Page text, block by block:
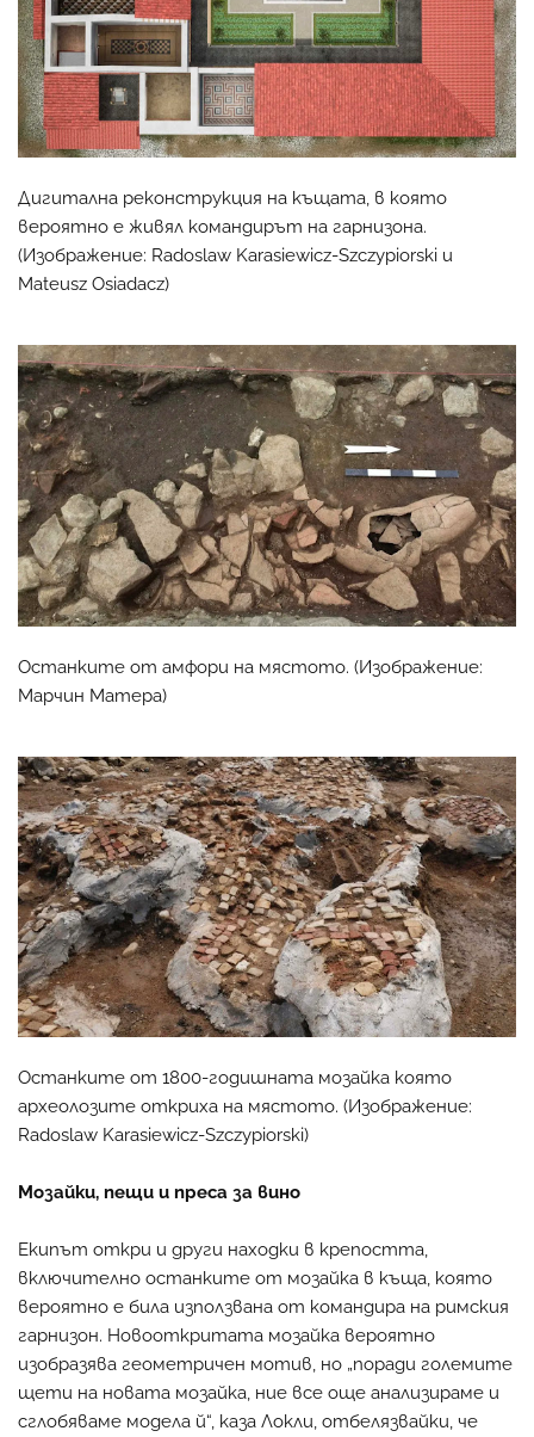
Дигитална реконструкция на къщата, в която
вероятно е живял командирът на гарнизона.
(Изображение: Radoslaw Karasiewicz-Szczypiorski и
Mateusz Osiadacz)
Останките от амфори на мястото. (Изображение:
Марчин Матера)
Останките от 1800-годишната мозайка която
археолозите откриха на мястото. (Изображение:
Radoslaw Karasiewicz-Szczypiorski)
Мозайки, пещи и преса за вино
Екипът откри и други находки в крепостта,
включително останките от мозайка в къща, която
вероятно е била използвана от командира на римския
гарнизон. Новооткритата мозайка вероятно
изобразява геометричен мотив, но „поради големите
щети на новата мозайка, ние все още анализираме и
сглобяваме модела й“, каза Локли, отбелязвайки, че